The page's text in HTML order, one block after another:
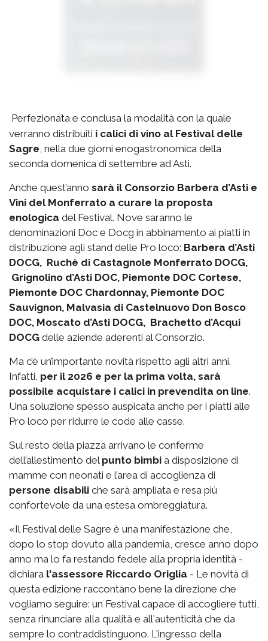
Perfezionata e conclusa la modalità con la quale
verranno distribuiti i calici di vino al Festival delle
Sagre, nella due giorni enogastronomica della
seconda domenica di settembre ad Asti.
Anche quest’anno sarà il Consorzio Barbera d’Asti e
Vini del Monferrato a curare la proposta
enologica del Festival. Nove saranno le
denominazioni Doc e Docg in abbinamento ai piatti in
distribuzione agli stand delle Pro loco: Barbera d’Asti
DOCG, Ruchè di Castagnole Monferrato DOCG,
Grignolino d’Asti DOC, Piemonte DOC Cortese,
Piemonte DOC Chardonnay, Piemonte DOC
Sauvignon, Malvasia di Castelnuovo Don Bosco
DOC, Moscato d’Asti DOCG, Brachetto d’Acqui
DOCG delle aziende aderenti al Consorzio.
Ma c’è un’importante novità rispetto agli altri anni.
Infatti, per il 2026 e per la prima volta, sarà
possibile acquistare i calici in prevendita on line.
Una soluzione spesso auspicata anche per i piatti alle
Pro loco per ridurre le code alle casse.
Sul resto della piazza arrivano le conferme
dell’allestimento del punto bimbi a disposizione di
mamme con neonati e l’area di accoglienza di
persone disabili che sarà ampliata e resa più
confortevole da una estesa ombreggiatura.
«Il Festival delle Sagre è una manifestazione che,
dopo lo stop dovuto alla pandemia, cresce anno dopo
anno ma lo fa restando fedele alla propria identità -
dichiara l'assessore Riccardo Origlia - Le novità di
questa edizione raccontano bene la direzione che
vogliamo seguire: un Festival capace di accogliere tutti,
senza rinunciare alla qualità e all'autenticità che da
sempre lo contraddistinguono. L'ingresso della